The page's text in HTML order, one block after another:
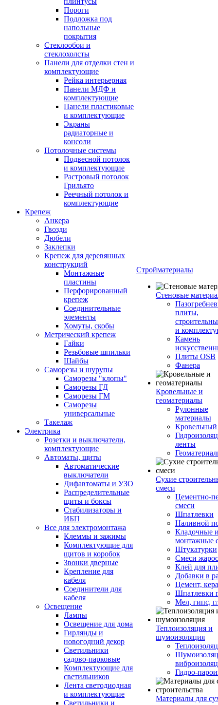
Пороги
Подложка под
напольные
покрытия
Стеклообои и
стеклохолсты
Панели для отделки стен и
комплектующие
Рейка интерьерная
Панели МДФ и
комплектующие
Панели пластиковые
и комплектующие
Экраны
радиаторные и
консоли
Потолочные системы
Подвесной потолок
и комплектующие
Растровый потолок
Грильято
Реечный потолок и
комплектующие
Крепеж
Анкера
Гвозди
Дюбели
Заклепки
Крепеж для деревянных
конструкций
Монтажные
пластины
Перфорированный
крепеж
Соединительные
элементы
Хомуты, скобы
Метрический крепеж
Гайки
Резьбовые шпильки
Шайбы
Саморезы и шурупы
Саморезы "клопы"
Саморезы ГД
Саморезы ГМ
Саморезы
универсальные
Такелаж
Электрика
Розетки и выключатели,
комплектующие
Автоматы, щиты
Автоматические
выключатели
Дифавтоматы и УЗО
Распределительные
щиты и боксы
Стабилизаторы и
ИБП
Все для электромонтажа
Клеммы и зажимы
Комплектующие для
щитов и коробок
Звонки дверные
Крепление для
кабеля
Соединители для
кабеля
Освещение
Лампы
Освещение для дома
Гирлянды и
новогодний декор
Светильники
садово-парковые
Комплектующие для
светильников
Лента светодиодная
и комплектующие
Светильники и
Стройматериалы
Стеновые
плиты,
и
Камень
Плиты OSB
Фанера
Кровельные и
геоматериалы
Рулонные
материалы
ленты
Сухие
смеси
Цементно-
смеси
Шпатлевки
Наливной
Кладочные
монтажные
Штукатурки
Смеси
Клей для
Добавки в
Цемент,
Шпатлевки
Мел, гипс,
Теплоизоляция и
шумоизоляция
Гидро-
Материалы для